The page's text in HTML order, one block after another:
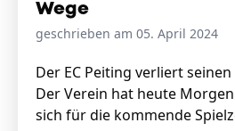
Wege
geschrieben am 05. April 2024
Der EC Peiting verliert
Der Verein hat heute
sich für die kommende